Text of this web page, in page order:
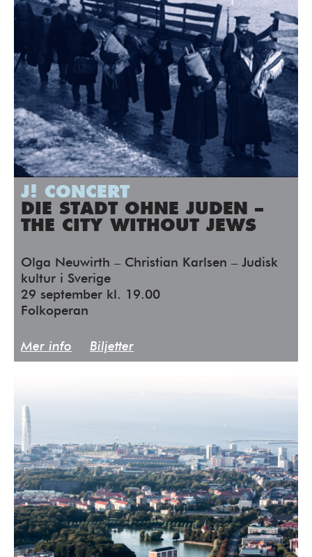
J! CONCERT
DIE STADT OHNE JUDEN –
THE CITY WITHOUT JEWS
Olga Neuwirth – Christian Karlsen – Judisk
kultur i Sverige
29 september kl. 19.00
Folkoperan
Mer info Biljetter